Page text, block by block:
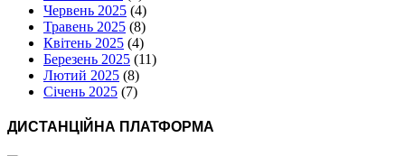
Червень 2025 (4)
Травень 2025 (8)
Квітень 2025 (4)
Березень 2025 (11)
Лютий 2025 (8)
Січень 2025 (7)
ДИСТАНЦІЙНА ПЛАТФОРМА